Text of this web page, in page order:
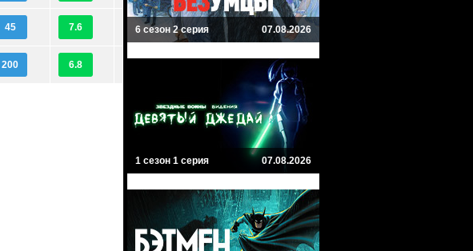
45 7.6
200 6.8
6 сезон 2 серия 07.08.2026
1 сезон 1 серия 07.08.2026